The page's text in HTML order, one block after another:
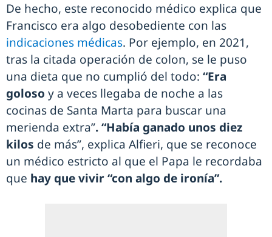
De hecho, este reconocido médico explica que
Francisco era algo desobediente con las
indicaciones médicas. Por ejemplo, en 2021,
tras la citada operación de colon, se le puso
una dieta que no cumplió del todo: “Era
goloso y a veces llegaba de noche a las
cocinas de Santa Marta para buscar una
merienda extra”. “Había ganado unos diez
kilos de más”, explica Alfieri, que se reconoce
un médico estricto al que el Papa le recordaba
que hay que vivir “con algo de ironía”.